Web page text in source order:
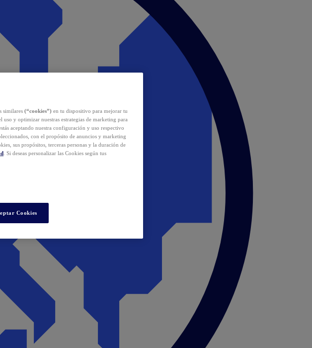
similares (“cookies”) en tu dispositivo para mejorar tu
y optimizar nuestras estrategias de marketing para
estás aceptando nuestra configuración y uso respectivo
con el propósito de anuncios y marketing
sus propósitos, terceras personas y la duración de
. Si deseas personalizar las Cookies según tus
Cookies